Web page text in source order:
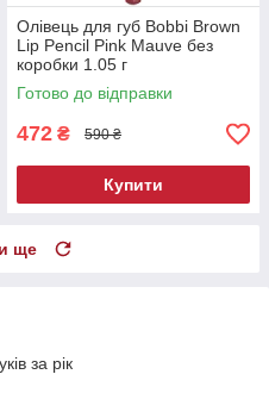
Олівець для губ Bobbi Brown
Lip Pencil Pink Mauve без
коробки 1.05 г
Готово до відправки
472 ₴ 590 ₴
Купити
ще
за рік